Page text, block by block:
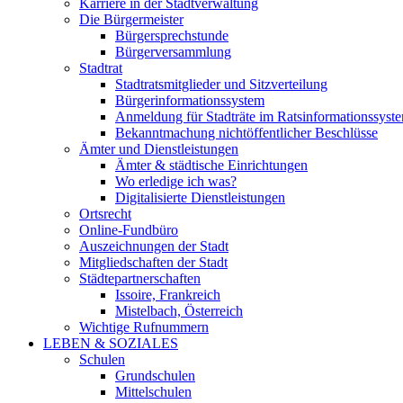
Karriere in der Stadtverwaltung
Die Bürgermeister
Bürgersprechstunde
Bürgerversammlung
Stadtrat
Stadtratsmitglieder und Sitzverteilung
Bürgerinformationssystem
Anmeldung für Stadträte im
Bekanntmachung nichtöffentlicher Beschlüsse
Ämter und Dienstleistungen
Ämter & städtische Einrichtungen
Wo erledige ich was?
Digitalisierte Dienstleistungen
Ortsrecht
Online-Fundbüro
Auszeichnungen der Stadt
Mitgliedschaften der Stadt
Städtepartnerschaften
Issoire, Frankreich
Mistelbach, Österreich
Wichtige Rufnummern
LEBEN & SOZIALES
Schulen
Grundschulen
Mittelschulen